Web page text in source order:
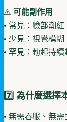
⚠️ 可能副作用
• 常見：臉部潮
• 少見：視覺模
• 罕見：勃起持續
7️⃣ 為什麼選擇
• 無需吞服、無